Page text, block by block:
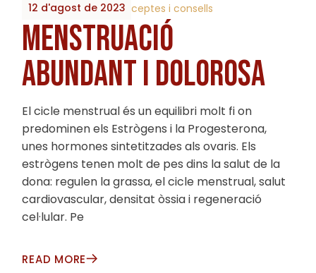
12 d'agost de 2023
By 2023_Biobrots Receptes i consells
MENSTRUACIÓ
ABUNDANT I DOLOROSA
El cicle menstrual és un equilibri molt fi on
predominen els Estrògens i la Progesterona,
unes hormones sintetitzades als ovaris. Els
estrògens tenen molt de pes dins la salut de la
dona: regulen la grassa, el cicle menstrual, salut
cardiovascular, densitat òssia i regeneració
cel·lular. Pe
READ MORE